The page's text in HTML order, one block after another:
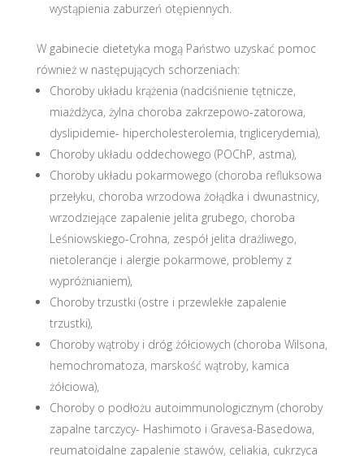
wystąpienia zaburzeń otępiennych.
W gabinecie dietetyka mogą Państwo uzyskać pomoc
również w następujących schorzeniach:
Choroby układu krążenia (nadciśnienie tętnicze,
miażdżyca, żylna choroba zakrzepowo-zatorowa,
dyslipidemie- hipercholesterolemia, triglicerydemia),
Choroby układu oddechowego (POChP, astma),
Choroby układu pokarmowego (choroba refluksowa
przełyku, choroba wrzodowa żołądka i dwunastnicy,
wrzodziejące zapalenie jelita grubego, choroba
Leśniowskiego-Crohna, zespół jelita drażliwego,
nietolerancje i alergie pokarmowe, problemy z
wypróżnianiem),
Choroby trzustki (ostre i przewlekłe zapalenie
trzustki),
Choroby wątroby i dróg żółciowych (choroba Wilsona,
hemochromatoza, marskość wątroby, kamica
żółciowa),
Choroby o podłożu autoimmunologicznym (choroby
zapalne tarczycy- Hashimoto i Gravesa-Basedowa,
reumatoidalne zapalenie stawów, celiakia, cukrzyca